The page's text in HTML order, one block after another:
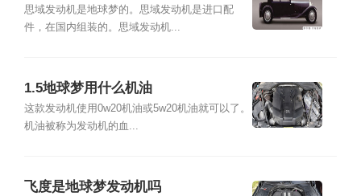
思域发动机是地球梦的。思域发动机是进口配
件，在国内组装的。思域发动机...
1.5地球梦用什么机油
这款发动机使用0w20机油或5w20机油就可以了。
机油被称为发动机的血...
飞度是地球梦发动机吗